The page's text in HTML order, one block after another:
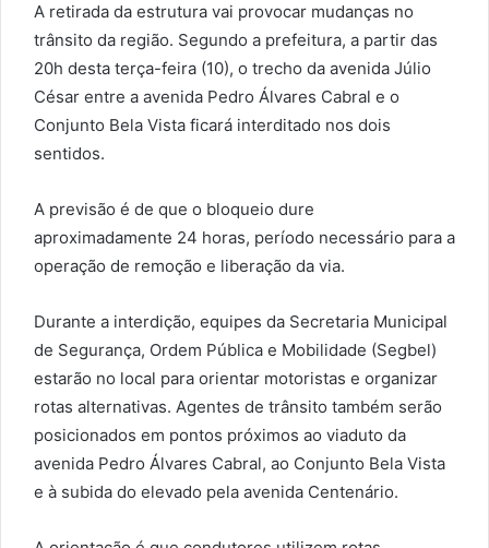
A retirada da estrutura vai provocar mudanças no
trânsito da região. Segundo a prefeitura, a partir das
20h desta terça-feira (10), o trecho da avenida Júlio
César entre a avenida Pedro Álvares Cabral e o
Conjunto Bela Vista ficará interditado nos dois
sentidos.
A previsão é de que o bloqueio dure
aproximadamente 24 horas, período necessário para a
operação de remoção e liberação da via.
Durante a interdição, equipes da Secretaria Municipal
de Segurança, Ordem Pública e Mobilidade (Segbel)
estarão no local para orientar motoristas e organizar
rotas alternativas. Agentes de trânsito também serão
posicionados em pontos próximos ao viaduto da
avenida Pedro Álvares Cabral, ao Conjunto Bela Vista
e à subida do elevado pela avenida Centenário.